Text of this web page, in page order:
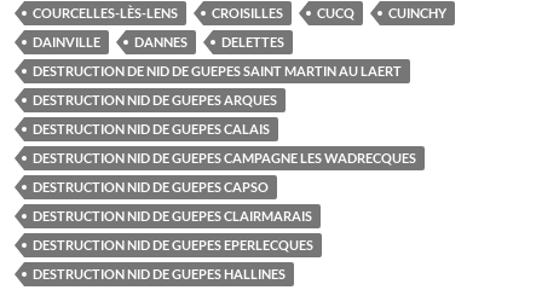
COURCELLES-LÈS-LENS
CROISILLES CUCQ
CUINCHY
DAINVILLE
DANNES
DELETTES
DESTRUCTION DE NID DE GUEPES SAINT MARTIN AU LAERT
DESTRUCTION NID DE GUEPES ARQUES
DESTRUCTION NID DE GUEPES CALAIS
DESTRUCTION NID DE GUEPES CAMPAGNE LES WADRECQUES
DESTRUCTION NID DE GUEPES CAPSO
DESTRUCTION NID DE GUEPES CLAIRMARAIS
DESTRUCTION NID DE GUEPES EPERLECQUES
DESTRUCTION NID DE GUEPES HALLINES